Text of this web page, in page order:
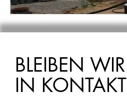
BLEIBEN WIR
IN KONTAKT